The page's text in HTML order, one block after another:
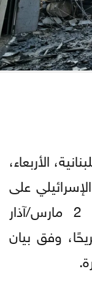
الأربعاء،
على
لبنان إلى 4321 شهيدًا منذ 2 مارس/آذار
إضافة إلى 12,203 جريحًا، وفق بيان